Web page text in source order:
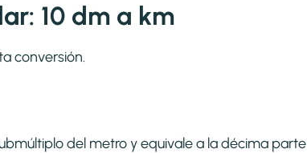
10 dm a km
conversión.
del metro y equivale a la décima parte